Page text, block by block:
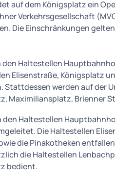
auf dem Königsplatz ein
Verkehrsgesellschaft
Die Einschränkungen
den Haltestellen
Elisenstraße, Königsplatz
Stattdessen werden auf der
Maximiliansplatz, Brienner
den Haltestellen
Die Haltestellen
die Pinakotheken
die Haltestellen
bedient.